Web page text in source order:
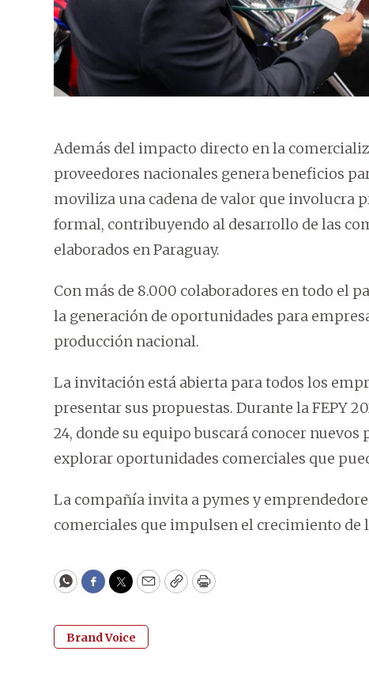
Además del impacto directo en la
proveedores nacionales genera beneficios
moviliza una cadena de valor que involucra
formal, contribuyendo al desarrollo de las
elaborados en Paraguay.
Con más de 8.000 colaboradores en todo el
la generación de oportunidades para
producción nacional.
La invitación está abierta para todos los
presentar sus propuestas. Durante la FEPY
24, donde su equipo buscará conocer
explorar oportunidades comerciales que
La compañía invita a pymes y
comerciales que impulsen el crecimiento de
WhatsApp
Facebook
Twitter
EmailCopyPrint
Brand Voice